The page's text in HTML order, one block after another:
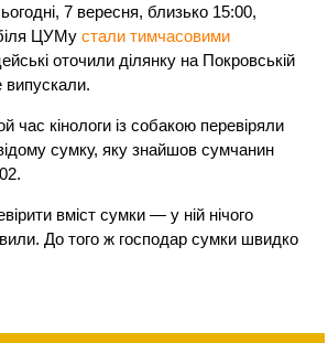
7 вересня, близько 15:00,
біля ЦУМустали тимчасовими
оточили ділянку на Покровській
випускали.
час кінологи із собакою перевіряли
сумку, яку знайшов сумчанин
вміст сумки — у ній нічого
До того ж господар сумки швидко